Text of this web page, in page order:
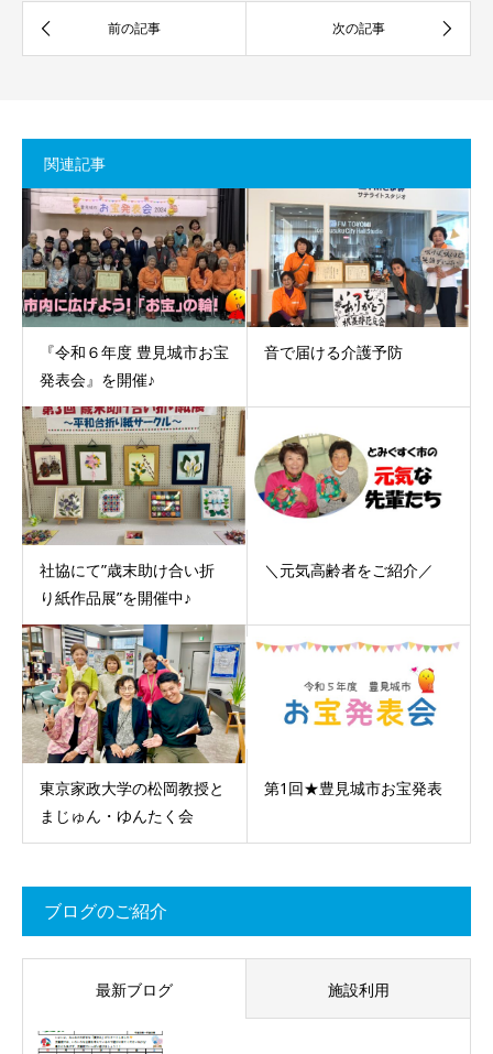
関連記事
『令和６年度 豊見城市お宝
発表会』を開催♪
音で届ける介護予防
社協にて”歳末助け合い折
り紙作品展”を開催中♪
＼元気高齢者をご紹介／
東京家政大学の松岡教授と
まじゅん・ゆんたく会
第1回★豊見城市お宝発表
ブログのご紹介
最新ブログ 施設利用